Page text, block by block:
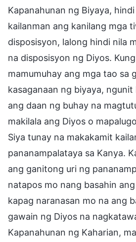
Kapanahunan ng Biyaya,
kailanman ang kanilang mga
disposisyon, lalong hindi nila
na disposisyon ng Diyos.
mamumuhay ang mga tao sa
kasaganaan ng biyaya,
ang daan ng buhay na
makilala ang Diyos o
Siya tunay na makakamit
pananampalataya sa Kanya.
ang ganitong uri ng
natapos mo nang basahin
kapag naranasan mo na ang
gawain ng Diyos na
Kapanahunan ng Kaharian,